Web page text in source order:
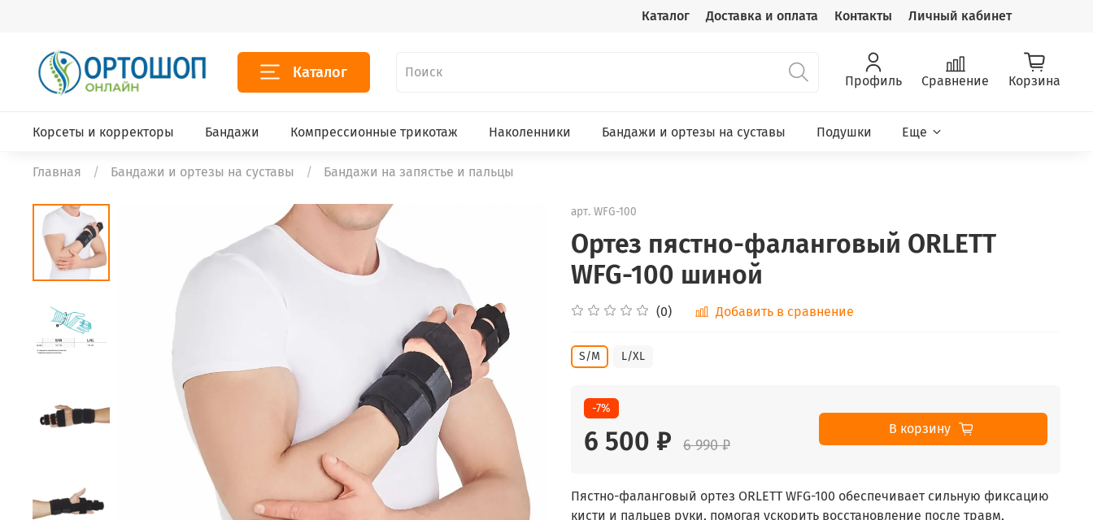
Каталог Доставка и оплата Контакты Личный кабинет
Каталог Профиль Сравнение Корзина
Корсеты и корректоры Бандажи Компрессионные трикотаж Наколенники Бандажи и ортезы на суставы Подушки Еще
Главная Бандажи и ортезы на суставы Бандажи на запястье и пальцы
арт. WFG-100
Ортез пястно-фаланговый ORLETT
WFG-100 шиной
(0) Добавить в сравнение
S/M L/XL
-7%
6 500 ₽ 6 990 ₽
В корзину
Пястно-фаланговый ортез ORLETT WFG-100 обеспечивает сильную фиксацию
кисти и пальцев руки, помогая ускорить восстановление после травм,